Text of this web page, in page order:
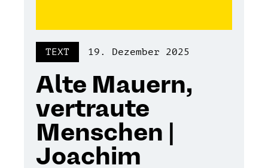
TEXT 19. Dezember 2025
Alte Mauern,
vertraute
Menschen |
Joachim